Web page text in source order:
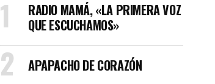
RADIO MAMÁ, «LA PRIMERA VOZ
QUE ESCUCHAMOS»
APAPACHO DE CORAZÓN